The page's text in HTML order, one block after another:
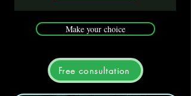
Make your choice
Free consultation